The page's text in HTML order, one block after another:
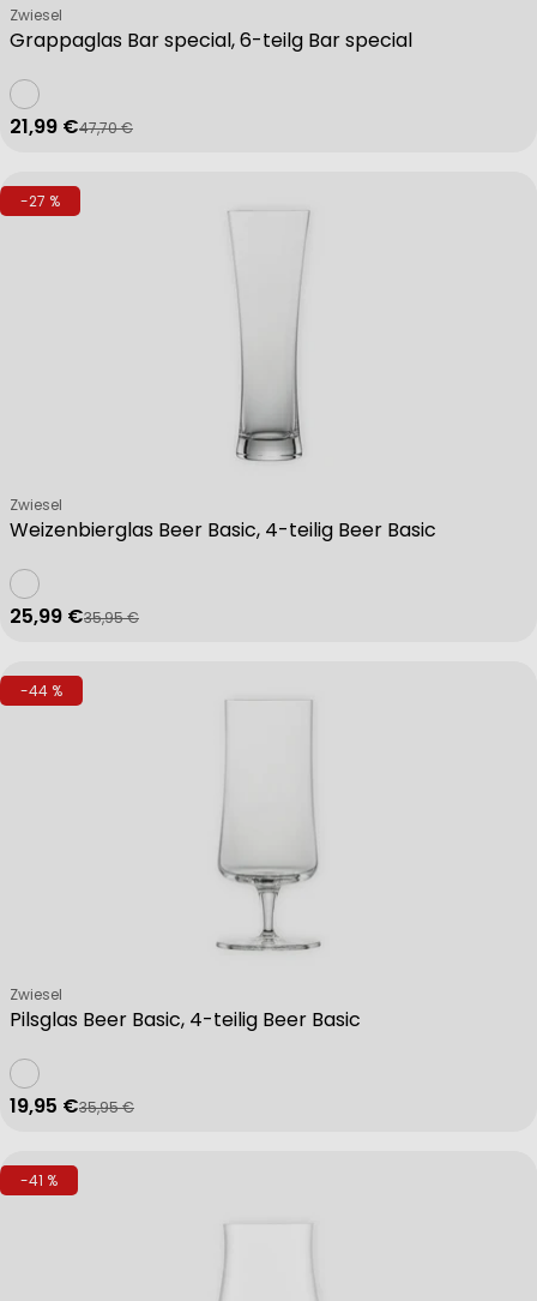
Grappaglas Bar special, 6-teilg Bar special
Verkäufer:
Zwiesel
Verkaufspreis
21,99 €
Regulärer Preis
47,70 €
-27 %
Weizenbierglas Beer Basic, 4-teilig Beer Basic
Verkäufer:
Zwiesel
Verkaufspreis
25,99 €
Regulärer Preis
35,95 €
-44 %
Pilsglas Beer Basic, 4-teilig Beer Basic
Verkäufer:
Zwiesel
Verkaufspreis
19,95 €
Regulärer Preis
35,95 €
-41 %